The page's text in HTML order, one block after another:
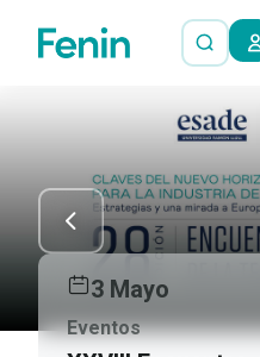
3 Mayo
Eventos